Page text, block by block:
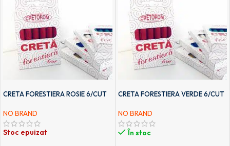
CRETA FORESTIERA ROSIE 6/CUT
NO BRAND
Stoc epuizat
CRETA FORESTIERA VERDE 6/CUT
NO BRAND
În stoc